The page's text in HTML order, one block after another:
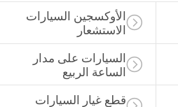
الأوكسجين السيارات
الاستشعار
السيارات على مدار
الساعة الربيع
قطع غيار السيارات